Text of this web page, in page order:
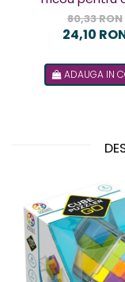
design
80,33 RON
24,10
ADAUGA IN